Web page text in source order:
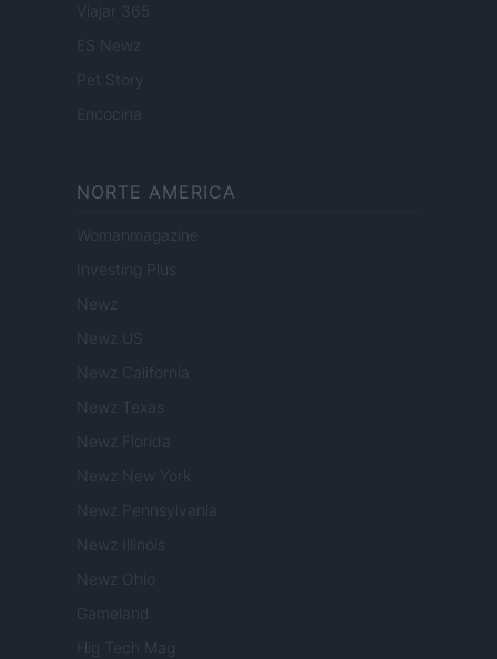
Viajar 365
ES Newz
Encocina
NORTE AMERICA
Womanmagazine
Investing Plus
Newz
Newz US
Newz California
Newz Texas
Newz Florida
Newz New York
Newz Pennsylvania
Newz Illinois
Newz Ohio
Gameland
Hig Tech Mag